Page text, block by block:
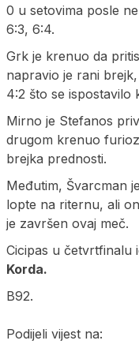
0 u setovima posle
6:3, 6:4.
Grk je krenuo da
napravio je rani
4:2 što se ispostavilo
Mirno je Stefanos
drugom krenuo
brejka prednosti.
Međutim, Švarcman
lopte na riternu, ali
je završen ovaj meč.
Cicipas u četvrtfinalu
Korda.
B92.
Podijeli vijest na: